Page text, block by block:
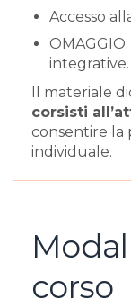
Accesso
integrative.
Il materiale
corsisti
consentire la
individuale.
corso